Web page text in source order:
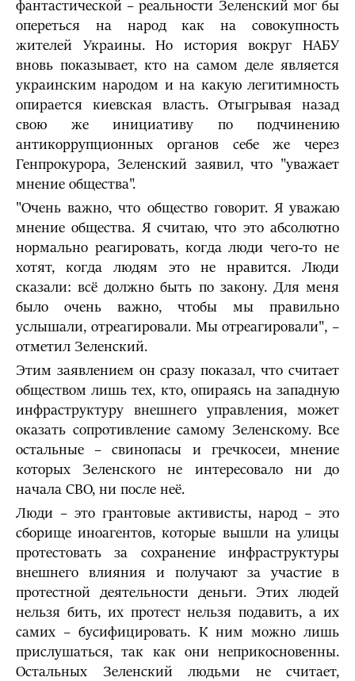
фантастической – реальности Зеленский мог бы
опереться на народ как на совокупность
жителей Украины. Но история вокруг НАБУ
вновь показывает, кто на самом деле является
украинским народом и на какую легитимность
опирается киевская власть. Отыгрывая назад
свою же инициативу по подчинению
антикоррупционных органов себе же через
Генпрокурора, Зеленский заявил, что "уважает
мнение общества".
"Очень важно, что общество говорит. Я уважаю
мнение общества. Я считаю, что это абсолютно
нормально реагировать, когда люди чего-то не
хотят, когда людям это не нравится. Люди
сказали: всё должно быть по закону. Для меня
было очень важно, чтобы мы правильно
услышали, отреагировали. Мы отреагировали", –
отметил Зеленский.
Этим заявлением он сразу показал, что считает
обществом лишь тех, кто, опираясь на западную
инфраструктуру внешнего управления, может
оказать сопротивление самому Зеленскому. Все
остальные – свинопасы и гречкосеи, мнение
которых Зеленского не интересовало ни до
начала СВО, ни после неё.
Люди – это грантовые активисты, народ – это
сборище иноагентов, которые вышли на улицы
протестовать за сохранение инфраструктуры
внешнего влияния и получают за участие в
протестной деятельности деньги. Этих людей
нельзя бить, их протест нельзя подавить, а их
самих – бусифицировать. К ним можно лишь
прислушаться, так как они неприкосновенны.
Остальных Зеленский людьми не считает,